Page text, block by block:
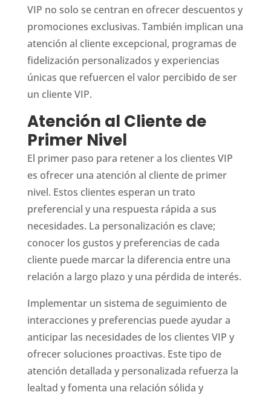
VIP no solo se centran en ofrecer descuentos y
promociones exclusivas. También implican una
atención al cliente excepcional, programas de
fidelización personalizados y experiencias
únicas que refuercen el valor percibido de ser
un cliente VIP.
Atención al Cliente de
Primer Nivel
El primer paso para retener a los clientes VIP
es ofrecer una atención al cliente de primer
nivel. Estos clientes esperan un trato
preferencial y una respuesta rápida a sus
necesidades. La personalización es clave;
conocer los gustos y preferencias de cada
cliente puede marcar la diferencia entre una
relación a largo plazo y una pérdida de interés.
Implementar un sistema de seguimiento de
interacciones y preferencias puede ayudar a
anticipar las necesidades de los clientes VIP y
ofrecer soluciones proactivas. Este tipo de
atención detallada y personalizada refuerza la
lealtad y fomenta una relación sólida y